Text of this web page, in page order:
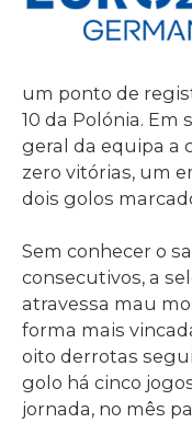
um ponto de
10 da Polónia. Em
geral da equipa a
zero vitórias, um
dois golos
Sem conhecer o
consecutivos, a
atravessa mau
forma mais
oito derrotas
golo há cinco
jornada, no mês